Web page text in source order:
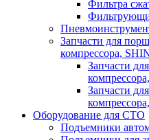
Фильтра
Запчасти для
компрессора,
Запчасти
Запчасти
Оборудование для СТО
Подъемники